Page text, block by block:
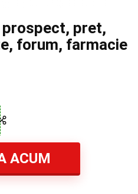
pret,
forum, farmacie
ACUM